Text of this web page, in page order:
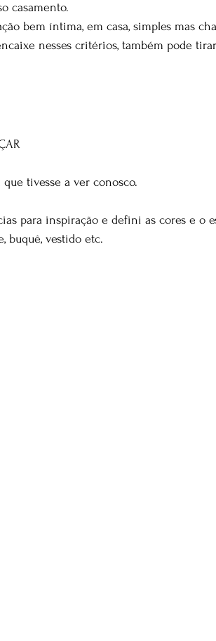
casamento.
bem íntima, em casa, simples mas
nesses critérios, também pode
tivesse a ver conosco.
para inspiração e defini as cores e o
buquê, vestido etc.